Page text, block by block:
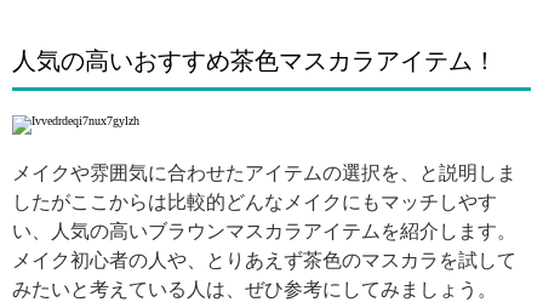
人気の高いおすすめ茶色マスカラアイテム！
メイクや雰囲気に合わせたアイテムの選択を、と説明しま
したがここからは比較的どんなメイクにもマッチしやす
い、人気の高いブラウンマスカラアイテムを紹介します。
メイク初心者の人や、とりあえず茶色のマスカラを試して
みたいと考えている人は、ぜひ参考にしてみましょう。